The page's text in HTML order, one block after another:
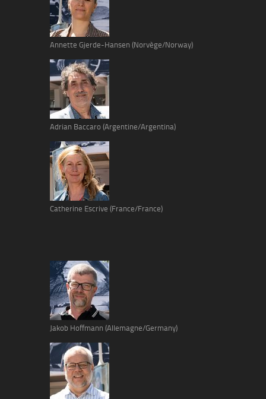
Annette Gjerde-Hansen (Norvège/Norway)
Adrian Baccaro (Argentine/Argentina)
Catherine Escrive (France/France)
Jakob Hoffmann (Allemagne/Germany)